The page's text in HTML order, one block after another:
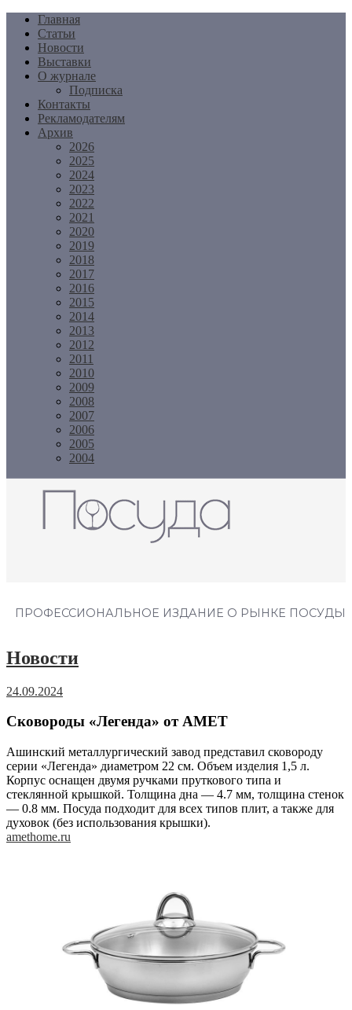
Перейти
содержимому
Главная
Статьи
Новости
Выставки
О журнале
Подписка
Контакты
Рекламодателям
Архив
2026
2025
2024
2023
2022
2021
2020
2019
2018
2017
2016
2015
2014
2013
2012
2011
2010
2009
2008
2007
2006
2005
2004
ПРОФЕССИОНАЛЬНОЕ ИЗДАНИЕ О РЫНКЕ ПОСУДЫ
Новости
24.09.2024
Сковороды «Легенда» от AMET
Ашинский металлургический завод представил сковороду
серии «Легенда» диаметром 22 см. Объем изделия 1,5 л.
Корпус оснащен двумя ручками пруткового типа и
стеклянной крышкой. Толщина дна — 4.7 мм, толщина стенок
— 0.8 мм. Посуда подходит для всех типов плит, а также для
духовок (без использования крышки).
amethome.ru